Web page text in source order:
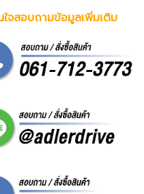
ใจสอบถามข้อมูลเพิ่มเติม